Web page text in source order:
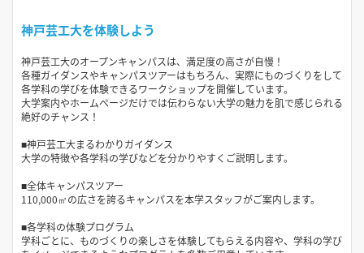
神戸芸工大を体験しよう
神戸芸工大のオープンキャンパスは、満足度の高さが自慢！
各種ガイダンスやキャンパスツアーはもちろん、実際にものづくりをして
各学科の学びを体験できるワークショップを開催しています。
大学案内やホームページだけでは伝わらない大学の魅力を肌で感じられる
絶好のチャンス！
■神戸芸工大まるわかりガイダンス
大学の特徴や各学科の学びなどを分かりやすくご説明します。
■全体キャンパスツアー
110,000㎡の広さを誇るキャンパスを本学スタッフがご案内します。
■各学科の体験プログラム
学科ごとに、ものづくりの楽しさを体験してもらえる内容や、学科の学び